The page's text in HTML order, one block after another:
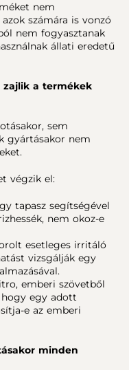
nem
számára is vonzó
nem fogyasztanak
állati eredetű
a termékek
sem
gyártásakor nem
végzik el:
tapasz segítségével
nem okoz-e
esetleges irritáló
vizsgálják egy
emberi szövetből
egy adott
e az emberi
minden